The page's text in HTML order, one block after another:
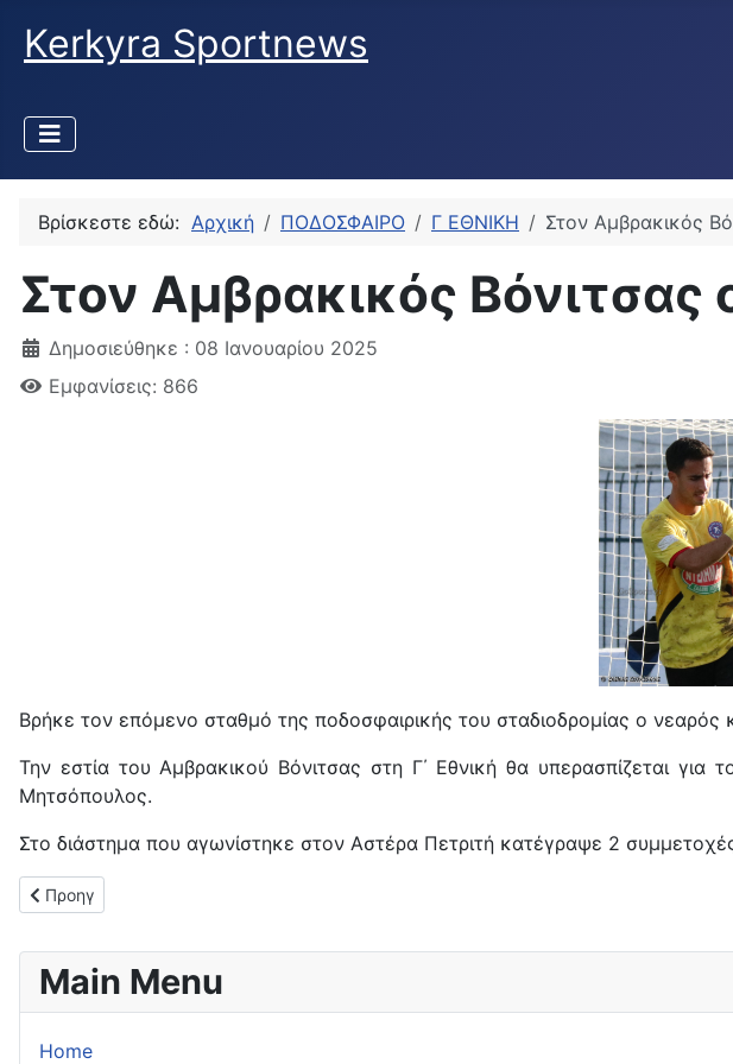
Kerkyra Sportnews
Βρίσκεστε εδώ: Αρχική ΠΟΔΟΣΦΑΙΡΟ Γ ΕΘΝΙΚΗ Στον Αμβρακικός
Στον Αμβρακικός
Δημοσιεύθηκε : 08 Ιανουαρίου 2025
Εμφανίσεις: 866
Βρήκε τον επόμενο σταθμό της ποδοσφαιρικής του σταδιοδρομίας ο νεαρός
Την εστία του Αμβρακικού Βόνιτσας στη Γ΄ Εθνική θα υπερασπίζεται
Μητσόπουλος.
Στο διάστημα που αγωνίστηκε στον Αστέρα Πετριτή κατέγραψε 2
Προηγούμενο άρθρο: "Mπαμ" με Πέτρο Στεργίου ο Θιναλιακός!
Προηγ
Main Menu
Home